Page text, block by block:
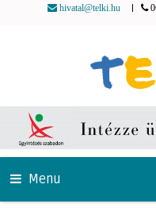
hivatal@telki.hu
Menu